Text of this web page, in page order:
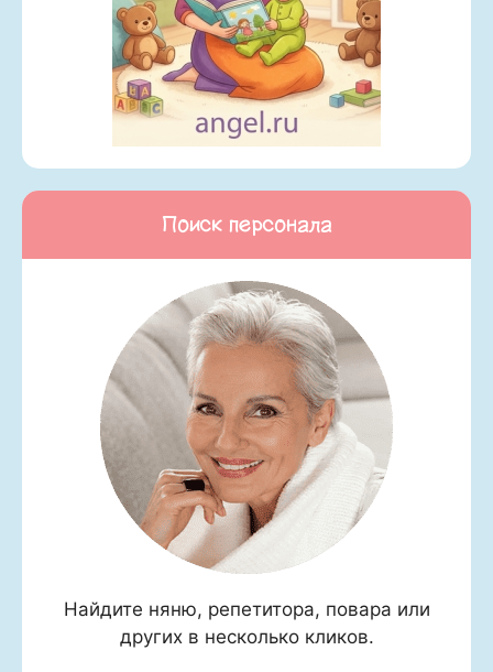
Поиск персонала
Найдите няню, репетитора, повара или
других в несколько кликов.